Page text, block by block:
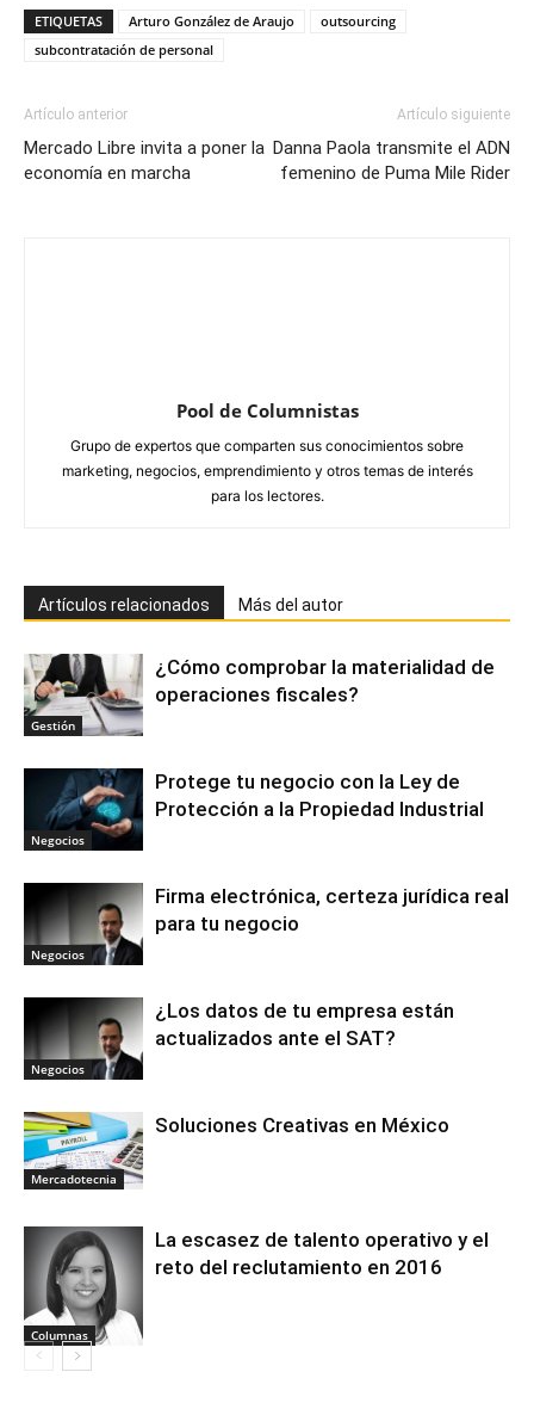
ETIQUETAS Arturo González de Araujo
outsourcing
subcontratación de personal
Artículo anterior
Mercado Libre invita a poner la
economía en marcha
Artículo siguiente
Danna Paola transmite el ADN
femenino de Puma Mile Rider
Pool de Columnistas
Grupo de expertos que comparten sus conocimientos sobre
marketing, negocios, emprendimiento y otros temas de interés
para los lectores.
Artículos relacionados Más del autor
Gestión
¿Cómo comprobar la materialidad de
operaciones fiscales?
Negocios
Protege tu negocio con la Ley de
Protección a la Propiedad Industrial
Negocios
Firma electrónica, certeza jurídica real
para tu negocio
Negocios
¿Los datos de tu empresa están
actualizados ante el SAT?
Mercadotecnia
Soluciones Creativas en México
Columnas
La escasez de talento operativo y el
reto del reclutamiento en 2016